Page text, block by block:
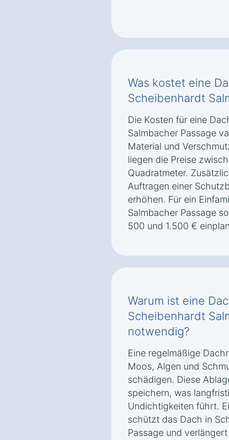
Was kostet eine
Scheibenhardt
Die Kosten für eine
Salmbacher Passage
Material und
liegen die Preise
Quadratmeter.
Auftragen einer
erhöhen. Für ein
Salmbacher Passage
500 und 1.500 €
Warum ist eine
Scheibenhardt
notwendig?
Eine regelmäßige
Moos, Algen und
schädigen. Diese
speichern, was
Undichtigkeiten führt.
schützt das Dach in
Passage und